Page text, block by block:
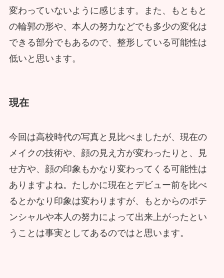
変わっていないように感じます。また、もともと
の輪郭の形や、本人の努力などでも多少の変化は
できる部分でもあるので、整形している可能性は
低いと思います。
現在
今回は高校時代の写真と見比べましたが、現在の
メイクの技術や、顔の見え方が変わったりと、見
せ方や、顔の印象もかなり変わってくる可能性は
ありますよね。たしかに現在とデビュー前を比べ
るとかなり印象は変わりますが、もとからのポテ
ンシャルや本人の努力によって出来上がったとい
うことは事実としてあるのではと思います。